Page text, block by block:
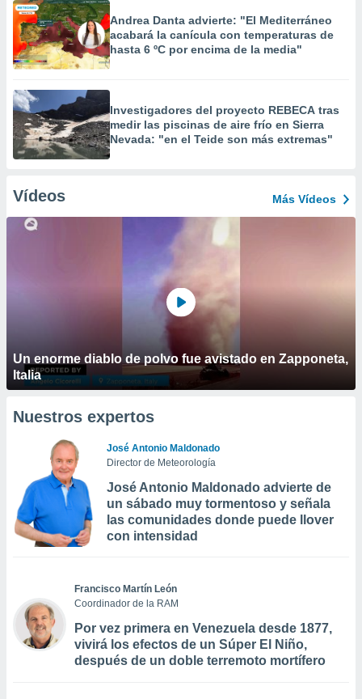
Andrea Danta advierte: "El Mediterráneo
acabará la canícula con temperaturas de
hasta 6 ºC por encima de la media"
Investigadores del proyecto REBECA tras
medir las piscinas de aire frío en Sierra
Nevada: "en el Teide son más extremas"
Vídeos Más Vídeos
Un enorme diablo de polvo fue avistado en Zapponeta,
Italia
Nuestros expertos
José Antonio Maldonado
Director de Meteorología
José Antonio Maldonado advierte de
un sábado muy tormentoso y señala
las comunidades donde puede llover
con intensidad
Francisco Martín León
Coordinador de la RAM
Por vez primera en Venezuela desde 1877,
vivirá los efectos de un Súper El Niño,
después de un doble terremoto mortífero